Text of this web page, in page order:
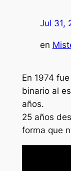
Jul 31,
en
En 1974
binario al
años.
25 años
forma que